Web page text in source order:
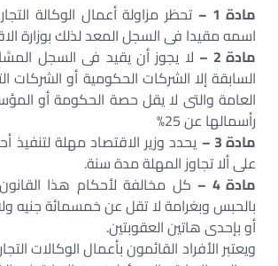
مادة 1 –
تحظر مزاولة أعمال الوكالة
اسمه مقيدا فى السجل المعد لذلك بوزارة
مادة 2 –
لا يجوز أن يقيد فى السجل
السابقة إلا الشركات الحكومية أو الشركات
العامة والتى لا يقل حصة الحكومة أو
رأسمالها عن 25%
مادة 3 –
يحدد وزير الاقتصاد مهلة لتنفيذ
على ألا تجاوز المهلة مدة سنة.
مادة 4 –
كل مخالفة لأحكام هذا
بالحبس وبغرامة لا تقل عن خمسمائة جنيه
أو بإحدى هاتين العقوبتين.
ويعتبر الأفراد القائمون بأعمال الوكالات